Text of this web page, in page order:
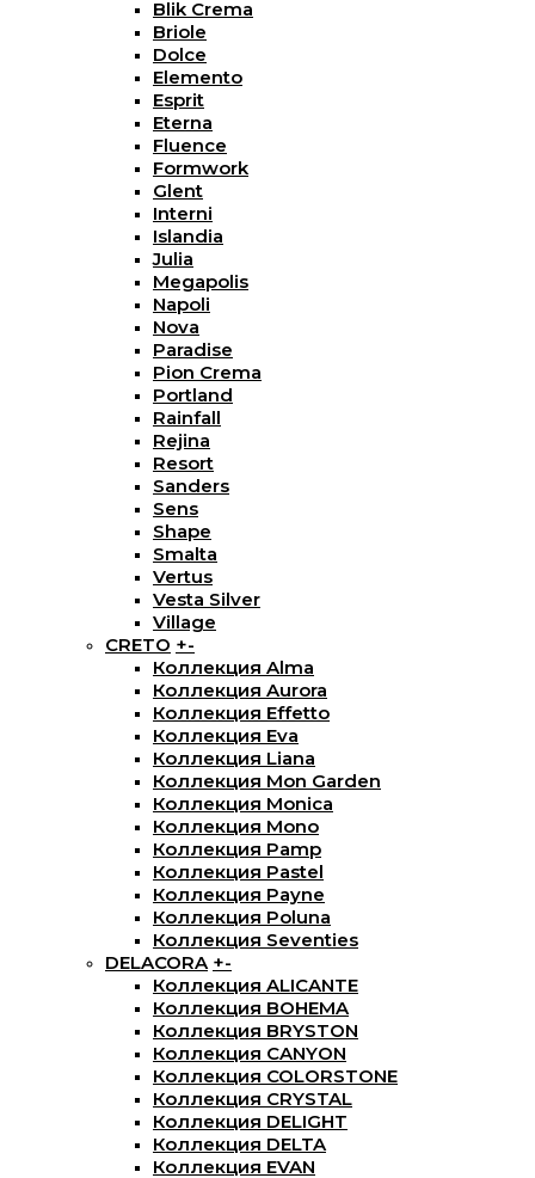
Blik Crema
Briole
Dolce
Elemento
Esprit
Eterna
Fluence
Formwork
Glent
Interni
Islandia
Julia
Megapolis
Napoli
Nova
Paradise
Pion Crema
Portland
Rainfall
Rejina
Resort
Sanders
Sens
Shape
Smalta
Vertus
Vesta Silver
Village
CRETO +-
Коллекция Alma
Коллекция Aurora
Коллекция Effetto
Коллекция Eva
Коллекция Liana
Коллекция Mon Garden
Коллекция Monica
Коллекция Mono
Коллекция Pamp
Коллекция Pastel
Коллекция Payne
Коллекция Poluna
Коллекция Seventies
DELACORA +-
Коллекция ALICANTE
Коллекция BOHEMA
Коллекция BRYSTON
Коллекция CANYON
Коллекция COLORSTONE
Коллекция CRYSTAL
Коллекция DELIGHT
Коллекция DELTA
Коллекция EVAN